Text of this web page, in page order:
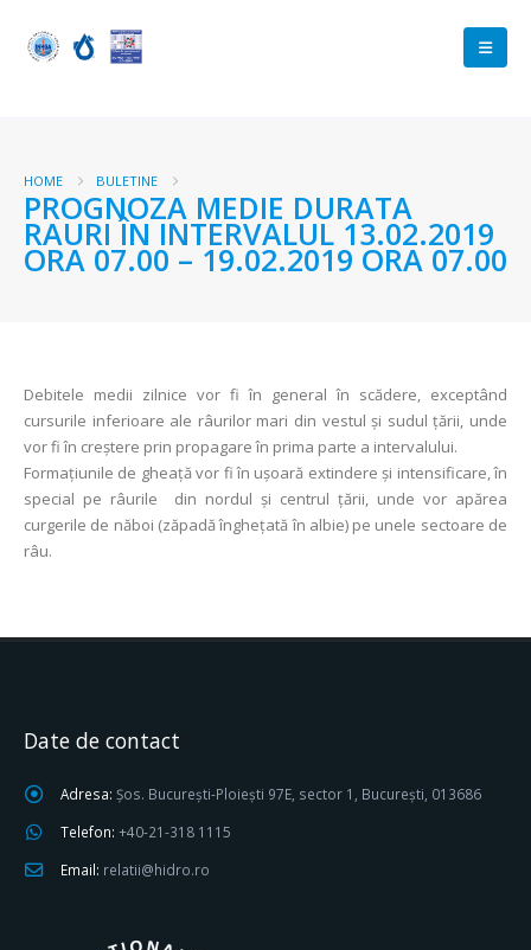
HOME BULETINE
PROGNOZA MEDIE DURATA
RAURI ÎN INTERVALUL 13.02.2019
ORA 07.00 – 19.02.2019 ORA 07.00
Debitele medii zilnice vor fi în general în scădere, exceptând
cursurile inferioare ale râurilor mari din vestul și sudul țării, unde
vor fi în creștere prin propagare în prima parte a intervalului.
Formaţiunile de gheaţă vor fi în ușoară extindere şi intensificare, în
special pe râurile din nordul şi centrul ţării, unde vor apărea
curgerile de năboi (zăpadă înghețată în albie) pe unele sectoare de
râu.
Date de contact
Adresa: Șos. București-Ploiești 97E, sector 1, București, 013686
Telefon: +40-21-318 1115
Email: relatii@hidro.ro